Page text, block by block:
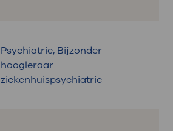
Psychiatrie, Bijzonder
hoogleraar
ziekenhuispsychiatrie